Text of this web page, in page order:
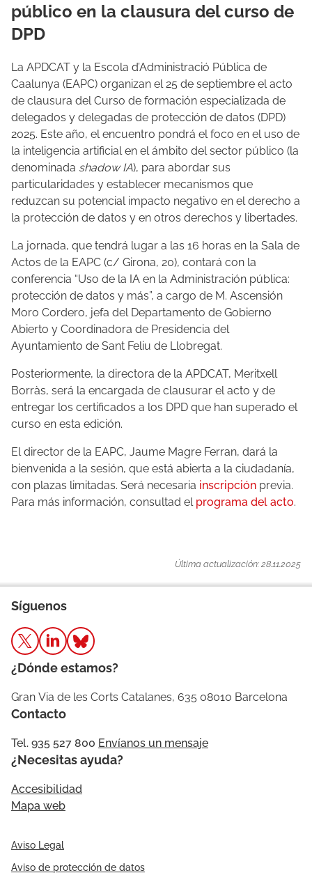
público en la clausura del curso de
DPD
La APDCAT y la Escola d’Administració Pública de
Caalunya (EAPC) organizan el 25 de septiembre el acto
de clausura del Curso de formación especializada de
delegados y delegadas de protección de datos (DPD)
2025. Este año, el encuentro pondrá el foco en el uso de
la inteligencia artificial en el ámbito del sector público (la
denominada shadow IA), para abordar sus
particularidades y establecer mecanismos que
reduzcan su potencial impacto negativo en el derecho a
la protección de datos y en otros derechos y libertades.
La jornada, que tendrá lugar a las 16 horas en la Sala de
Actos de la EAPC (c/ Girona, 20), contará con la
conferencia “Uso de la IA en la Administración pública:
protección de datos y más”, a cargo de M. Ascensión
Moro Cordero, jefa del Departamento de Gobierno
Abierto y Coordinadora de Presidencia del
Ayuntamiento de Sant Feliu de Llobregat.
Posteriormente, la directora de la APDCAT, Meritxell
Borràs, será la encargada de clausurar el acto y de
entregar los certificados a los DPD que han superado el
curso en esta edición.
El director de la EAPC, Jaume Magre Ferran, dará la
bienvenida a la sesión, que está abierta a la ciudadanía,
con plazas limitadas. Será necesaria inscripción previa.
Para más información, consultad el programa del acto.
Última actualización: 28.11.2025
Síguenos
¿Dónde estamos?
Gran Via de les Corts Catalanes, 635 08010 Barcelona
Contacto
Tel. 935 527 800 Envíanos un mensaje
¿Necesitas ayuda?
Accesibilidad
Mapa web
Aviso Legal
Aviso de protección de datos